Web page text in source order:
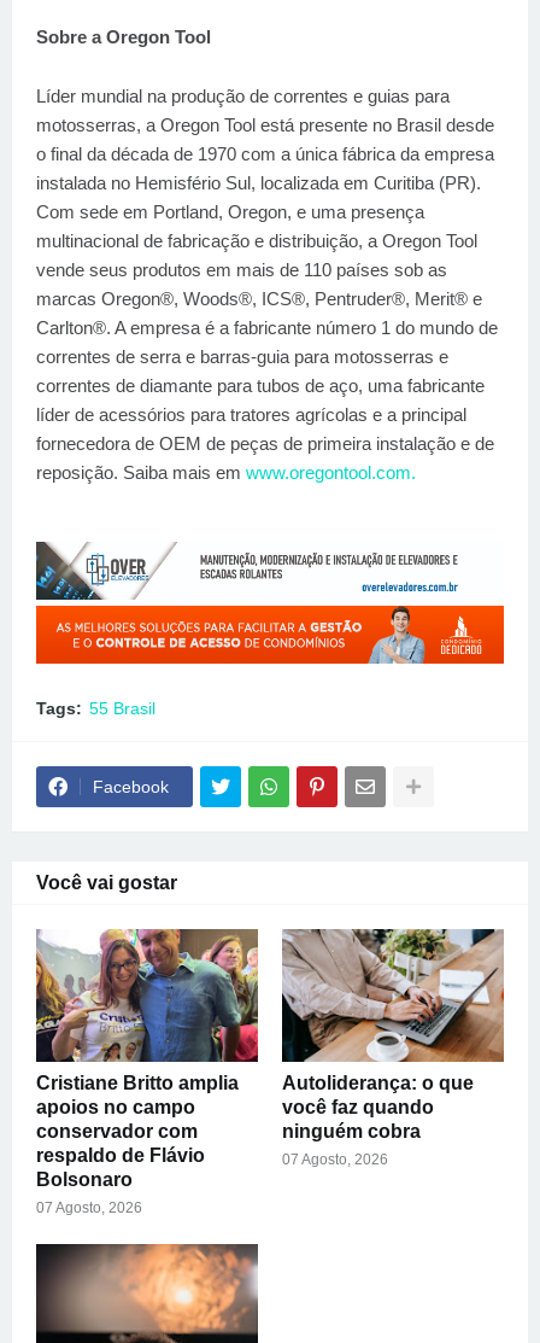
Sobre a Oregon Tool
Líder mundial na produção de correntes e guias para
motosserras, a Oregon Tool está presente no Brasil desde
o final da década de 1970 com a única fábrica da empresa
instalada no Hemisfério Sul, localizada em Curitiba (PR).
Com sede em Portland, Oregon, e uma presença
multinacional de fabricação e distribuição, a Oregon Tool
vende seus produtos em mais de 110 países sob as
marcas Oregon®, Woods®, ICS®, Pentruder®, Merit® e
Carlton®. A empresa é a fabricante número 1 do mundo de
correntes de serra e barras-guia para motosserras e
correntes de diamante para tubos de aço, uma fabricante
líder de acessórios para tratores agrícolas e a principal
fornecedora de OEM de peças de primeira instalação e de
reposição. Saiba mais em www.oregontool.com.
Tags: 55 Brasil
Facebook
Você vai gostar
Cristiane Britto amplia
apoios no campo
conservador com
respaldo de Flávio
Bolsonaro
07 Agosto, 2026
Autoliderança: o que
você faz quando
ninguém cobra
07 Agosto, 2026